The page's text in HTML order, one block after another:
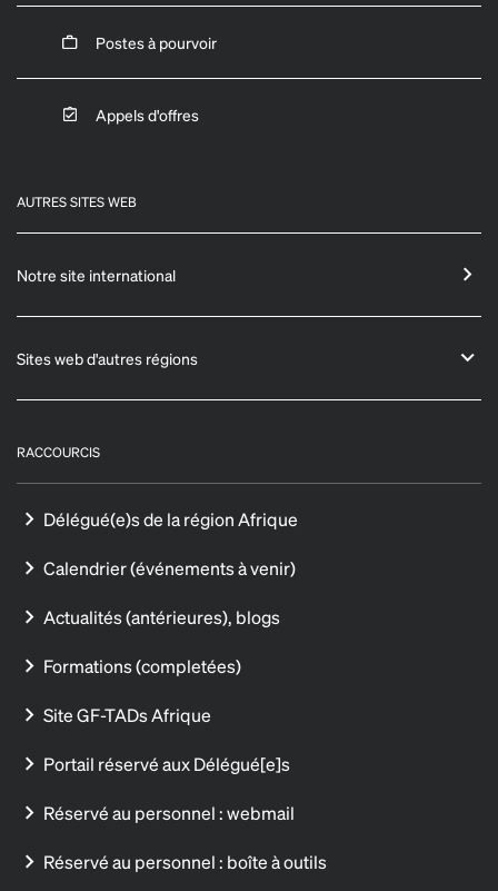
Postes à pourvoir
Appels d'offres
AUTRES SITES WEB
Notre site international
Sites web d'autres régions
RACCOURCIS
Délégué(e)s de la région Afrique
Calendrier (événements à venir)
Actualités (antérieures), blogs
Formations (completées)
Site GF-TADs Afrique
Portail réservé aux Délégué[e]s
Réservé au personnel : webmail
Réservé au personnel : boîte à outils